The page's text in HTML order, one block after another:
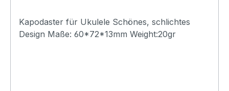
Kapodaster für Ukulele Schönes, schlichtes
Design Maße: 60*72*13mm Weight:20gr